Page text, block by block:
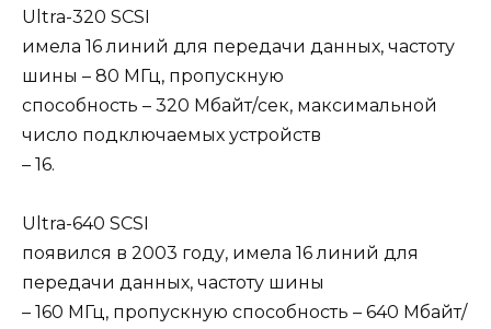
Ultra-320 SCSI
имела 16 линий для передачи данных, частоту
шины – 80 МГц, пропускную
способность – 320 Мбайт/сек, максимальной
число подключаемых устройств
– 16.
Ultra-640 SCSI
появился в 2003 году, имела 16 линий для
передачи данных, частоту шины
– 160 МГц, пропускную способность – 640 Мбайт/